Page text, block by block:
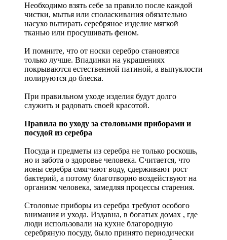
Необходимо взять себе за правило после каждой
чистки, мытья или споласкивания обязательно
насухо вытирать серебряное изделие мягкой
тканью или просушивать феном.
И помните, что от носки серебро становятся
только лучше. Впадинки на украшениях
покрываются естественной патиной, а выпуклости
полируются до блеска.
При правильном уходе изделия будут долго
служить и радовать своей красотой.
Правила по уходу за столовыми приборами и
посудой из серебра
Посуда и предметы из серебра не только роскошь,
но и забота о здоровье человека. Считается, что
ионы серебра смягчают воду, сдерживают рост
бактерий, а потому благотворно воздействуют на
организм человека, замедляя процессы старения.
Столовые приборы из серебра требуют особого
внимания и ухода. Издавна, в богатых домах , где
люди использовали на кухне благородную
серебряную посуду, было принято периодически